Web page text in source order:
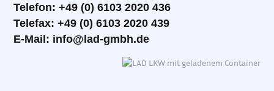
Telefon: +49 (0) 6103 2020 436
Telefax: +49 (0) 6103 2020 439
E-Mail: info@lad-gmbh.de